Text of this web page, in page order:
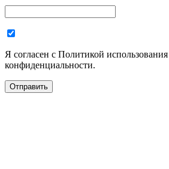
Я согласен с Политикой
конфиденциальности.